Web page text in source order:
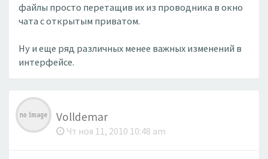
файлы просто перетащив их из проводника в окно
чата с открытым приватом.
Ну и еще ряд различных менее важных изменений в
интерфейсе.
Volldemar
Чт ноя 11, 2010 10:48 am